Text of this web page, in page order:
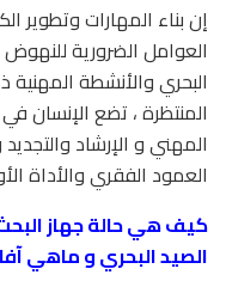
إن بناء المهارات
العوامل الضرورية للنهوض
البحري والأنشطة
المنتظرة ، تضع الإنسان
المهني و الإرشاد
العمود الفقري والأداة
كيف هي حالة جهاز
الصيد البحري و ماهي